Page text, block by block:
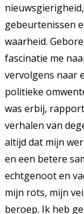
gebeurtenissen
waarheid.
fascinatie me
vervolgens naar
politieke
was erbij,
verhalen van
altijd dat mijn
en een betere
echtgenoot en
mijn rots, mijn
beroep. Ik heb